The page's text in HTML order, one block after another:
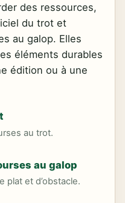
des ressources,
du trot et
au galop. Elles
éléments durables
édition ou à une
au trot.
au galop
plat et d’obstacle.